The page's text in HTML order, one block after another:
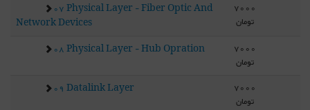
07 Physical Layer - Fiber Optic And
Network Devices
7000
تومان
08 Physical Layer - Hub Opration
7000
تومان
09 Datalink Layer
7000
تومان